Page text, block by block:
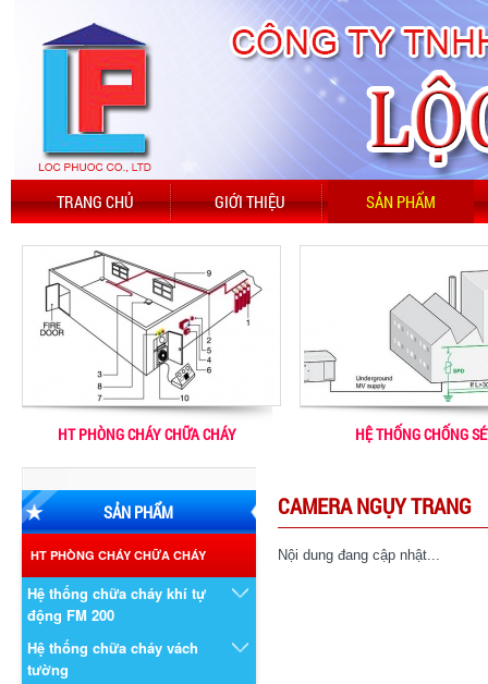
TRANG CHỦ GIỚI THIỆU SẢN PHẨM
HT PHÒNG CHÁY CHỮA CHÁY HỆ THỐNG CHỐNG
SẢN PHẨM
HT PHÒNG CHÁY CHỮA CHÁY
Hệ thống chữa cháy khí tự
động FM 200
Hệ thống chữa cháy vách
tường
CAMERA NGỤY TRANG
Nội dung đang cập nhật...